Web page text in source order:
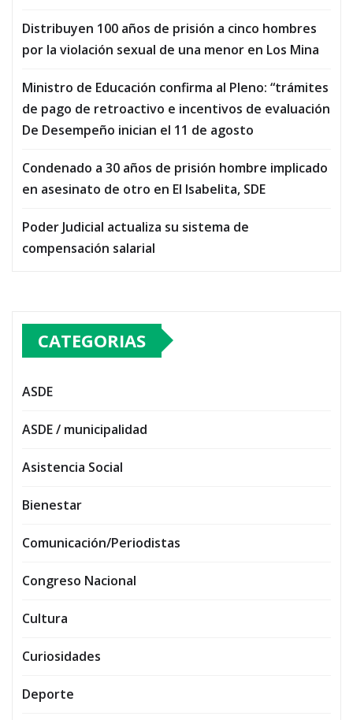
Distribuyen 100 años de prisión a cinco hombres
por la violación sexual de una menor en Los Mina
Ministro de Educación confirma al Pleno: “trámites
de pago de retroactivo e incentivos de evaluación
De Desempeño inician el 11 de agosto
Condenado a 30 años de prisión hombre implicado
en asesinato de otro en El Isabelita, SDE
Poder Judicial actualiza su sistema de
compensación salarial
CATEGORIAS
ASDE
ASDE / municipalidad
Asistencia Social
Bienestar
Comunicación/Periodistas
Congreso Nacional
Cultura
Curiosidades
Deporte